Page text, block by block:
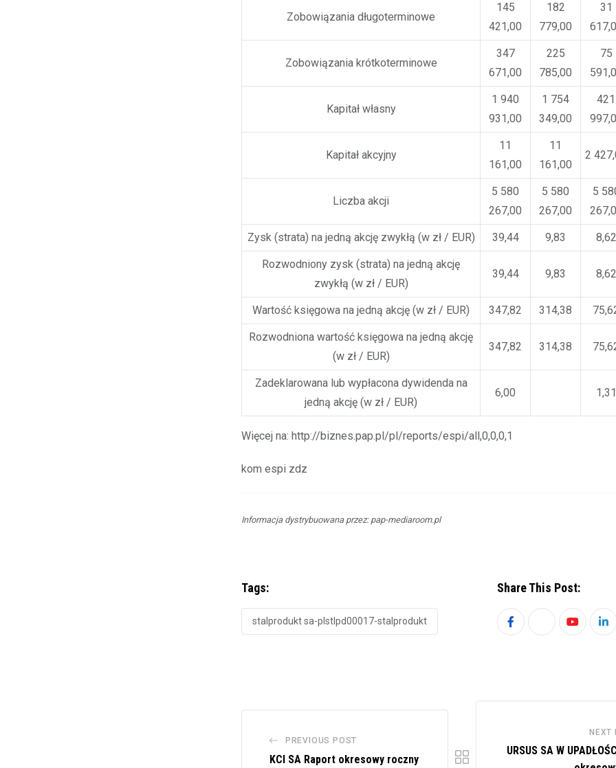
Zobowiązania długoterminowe
145
421,00
182
779,00
31
Zobowiązania krótkoterminowe
347
671,00
225
785,00
75
Kapitał własny
1 940
931,00
1 754
349,00
421
Kapitał akcyjny
11
161,00
11
161,00
2
Liczba akcji
5 580
267,00
5 580
267,00
5
Zysk (strata) na jedną akcję zwykłą (w zł / EUR) 39,44 9,83 8,62
Rozwodniony zysk (strata) na jedną akcję
zwykłą (w zł / EUR)
39,44 9,83 8,62
Wartość księgowa na jedną akcję (w zł / EUR) 347,82 314,38
Rozwodniona wartość księgowa na jedną akcję
(w zł / EUR)
347,82 314,38
Zadeklarowana lub wypłacona dywidenda na
jedną akcję (w zł / EUR)
6,00 1,31
Więcej na: http://biznes.pap.pl/pl/reports/espi/all,0,0,0,1
kom espi zdz
Informacja dystrybuowana przez: pap-mediaroom.pl
Tags:
stalprodukt sa-plstlpd00017-stalprodukt
Share This Post:
Youtube
PREVIOUS POST
KCI SA Raport okresowy roczny
NEXT
URSUS SA W